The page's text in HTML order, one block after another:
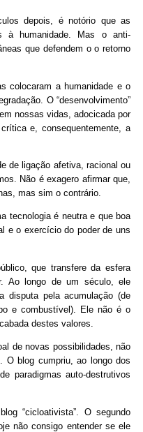
depois, é notório que as
à humanidade. Mas o anti-
que defendem o o retorno
colocaram a humanidade e o
O “desenvolvimento”
nossas vidas, adocicada por
e, consequentemente, a
de ligação afetiva, racional ou
Não é exagero afirmar que,
mas sim o contrário.
tecnologia é neutra e que boa
e o exercício do poder de uns
que transfere da esfera
Ao longo de um século, ele
disputa pela acumulação (de
e combustível). Ele não é o
destes valores.
de novas possibilidades, não
O blog cumpriu, ao longo dos
paradigmas auto-destrutivos
“cicloativista”. O segundo
não consigo entender se ele